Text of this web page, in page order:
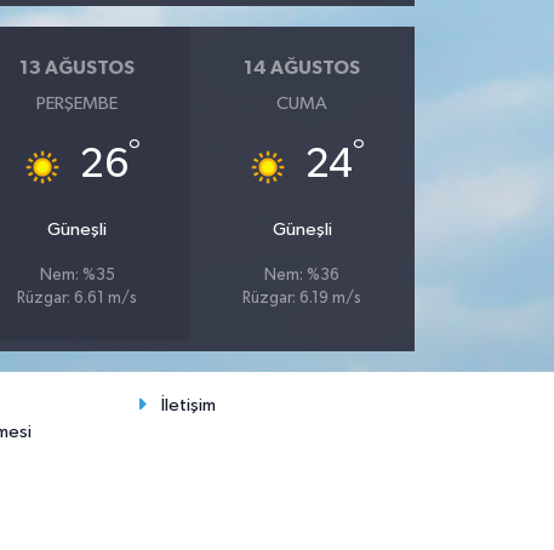
13 AĞUSTOS
PERŞEMBE
26°
Güneşli
Nem: %35
Rüzgar: 6.61 m/s
14 AĞUSTOS
CUMA
24°
Güneşli
Nem: %36
Rüzgar: 6.19 m/s
İletişim